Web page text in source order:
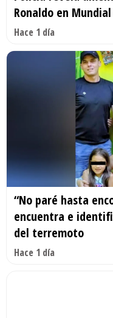
Ronaldo en
Hace 1 día
“No paré hasta
encuentra e
del terremoto
Hace 1 día